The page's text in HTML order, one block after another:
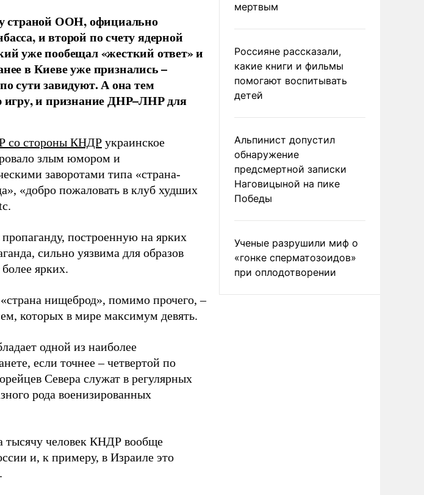
страной ООН, официально
и второй по счету ядерной
уже пообещал «жесткий ответ» и
в Киеве уже признались –
сути завидуют. А она тем
игру, и признание ДНР–ЛНР для
со стороны КНДР украинское
злым юмором и
заворотами типа «страна-
«добро пожаловать в клуб худших
построенную на ярких
сильно уязвима для образов
ярких.
нищеброд», помимо прочего, –
которых в мире максимум девять.
одной из наиболее
если точнее – четвертой по
Севера служат в регулярных
рода военизированных
тысячу человек КНДР вообще
и, к примеру, в Израиле это
мертвым
Россияне рассказали,
какие книги и фильмы
помогают воспитывать
детей
Альпинист допустил
обнаружение
предсмертной записки
Наговицыной на пике
Победы
Ученые разрушили миф о
«гонке сперматозоидов»
при оплодотворении